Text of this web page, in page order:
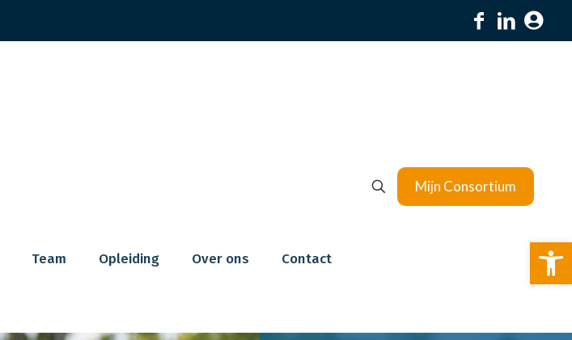
Team Opleiding Over ons Contact
Mijn Consortium